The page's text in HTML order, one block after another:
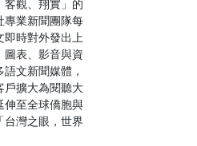
客觀、翔實」的
專業新聞團隊每
即時對外發出上
圖表、影音與資
文新聞媒體，
戶擴大為閱聽大
伸至全球僑胞與
台灣之眼，世界